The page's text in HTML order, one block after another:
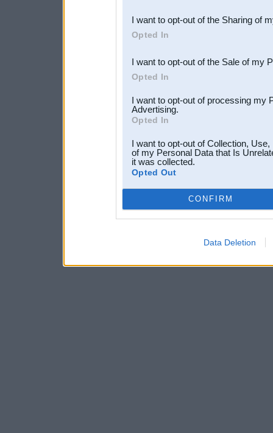
Downstream Participants
third parties.
I want to opt-out of the Sharing of
Opted In
I want to opt-out of the Sale of my
Opted In
I want to opt-out of processing my
Advertising.
Opted In
I want to opt-out of Collection,
of my Personal Data that Is
it was collected.
Opted Out
CONFIRM
Data Deletion